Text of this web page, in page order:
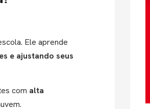
Ele aprende
e ajustando seus
com alta